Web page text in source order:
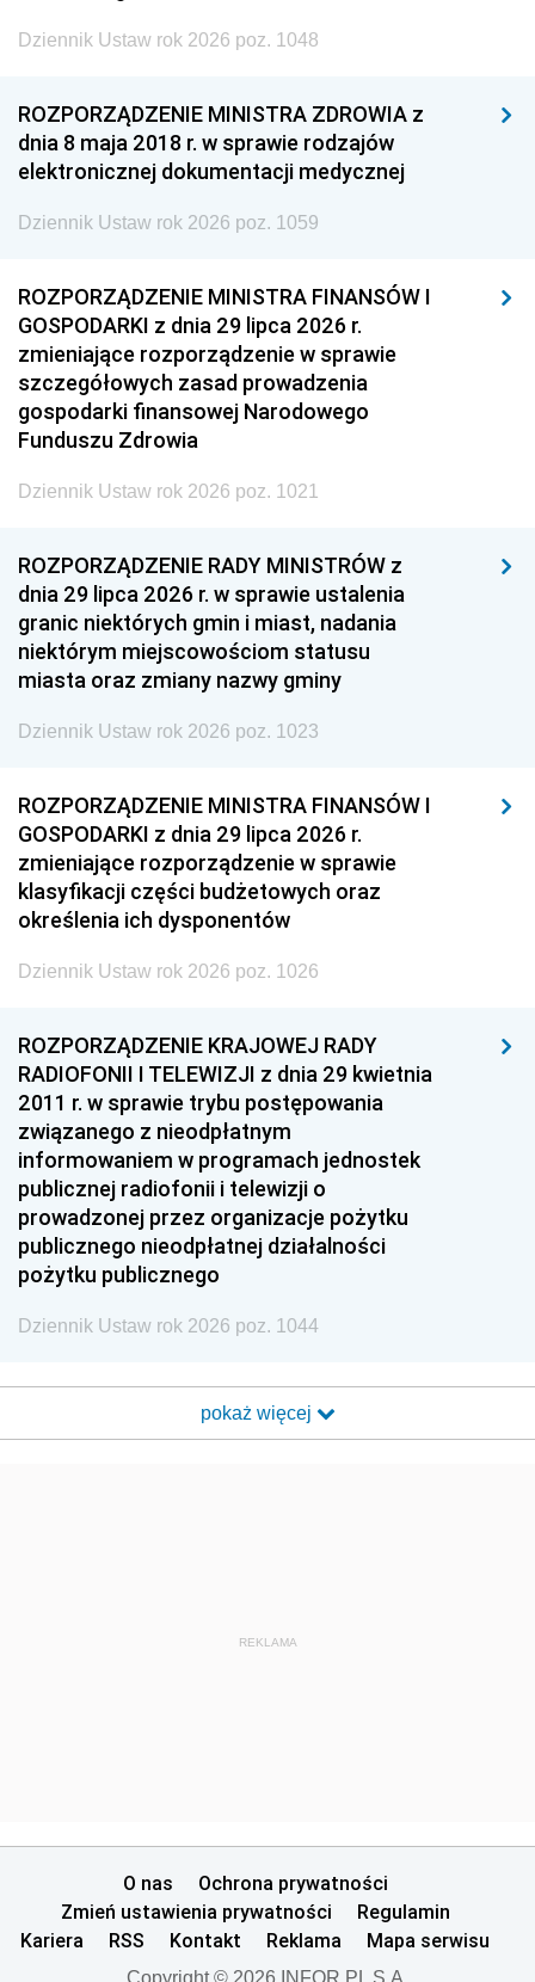
Dziennik Ustaw rok 2026 poz. 1048
ROZPORZĄDZENIE MINISTRA ZDROWIA z
dnia 8 maja 2018 r. w sprawie rodzajów
elektronicznej dokumentacji medycznej
Dziennik Ustaw rok 2026 poz. 1059
ROZPORZĄDZENIE MINISTRA FINANSÓW I
GOSPODARKI z dnia 29 lipca 2026 r.
zmieniające rozporządzenie w sprawie
szczegółowych zasad prowadzenia
gospodarki finansowej Narodowego
Funduszu Zdrowia
Dziennik Ustaw rok 2026 poz. 1021
ROZPORZĄDZENIE RADY MINISTRÓW z
dnia 29 lipca 2026 r. w sprawie ustalenia
granic niektórych gmin i miast, nadania
niektórym miejscowościom statusu
miasta oraz zmiany nazwy gminy
Dziennik Ustaw rok 2026 poz. 1023
ROZPORZĄDZENIE MINISTRA FINANSÓW I
GOSPODARKI z dnia 29 lipca 2026 r.
zmieniające rozporządzenie w sprawie
klasyfikacji części budżetowych oraz
określenia ich dysponentów
Dziennik Ustaw rok 2026 poz. 1026
ROZPORZĄDZENIE KRAJOWEJ RADY
RADIOFONII I TELEWIZJI z dnia 29 kwietnia
2011 r. w sprawie trybu postępowania
związanego z nieodpłatnym
informowaniem w programach jednostek
publicznej radiofonii i telewizji o
prowadzonej przez organizacje pożytku
publicznego nieodpłatnej działalności
pożytku publicznego
Dziennik Ustaw rok 2026 poz. 1044
pokaż więcej
REKLAMA
O nas
Ochrona prywatności
Zmień ustawienia prywatności
Regulamin
Kariera
RSS Kontakt Reklama Mapa serwisu
Copyright © 2026 INFOR PL S.A.